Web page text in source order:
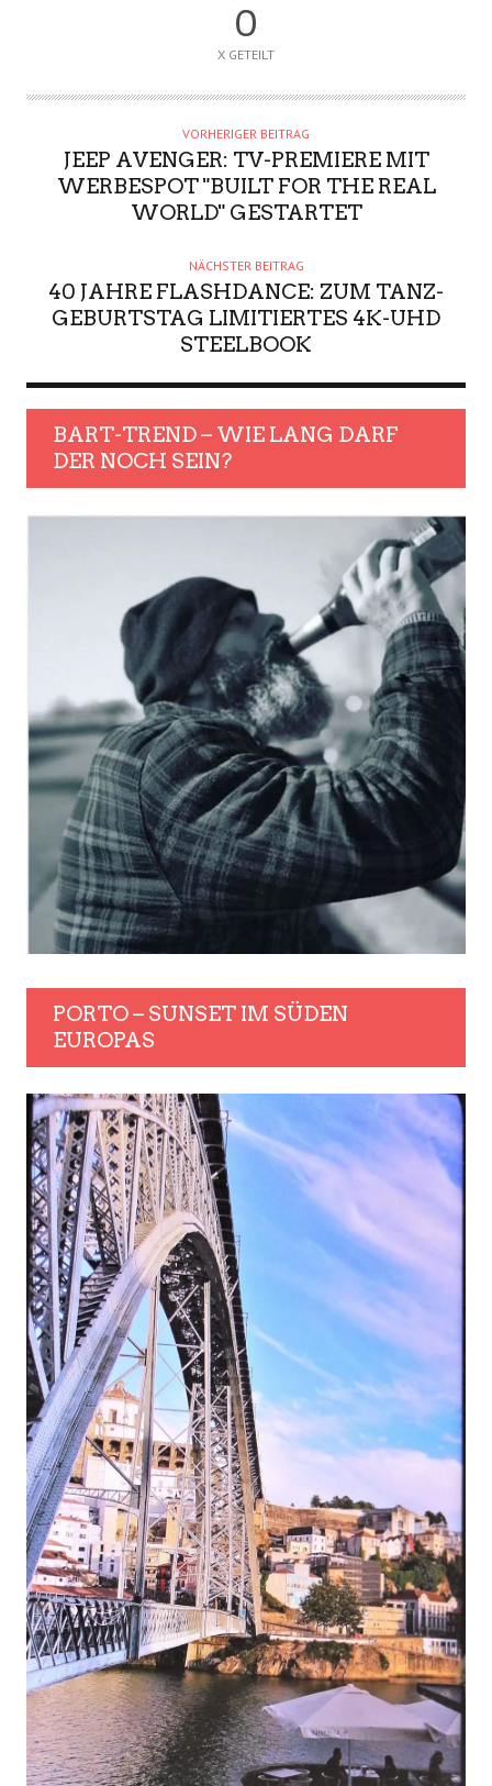
0
X GETEILT
VORHERIGER BEITRAG
JEEP AVENGER: TV-PREMIERE MIT
WERBESPOT "BUILT FOR THE REAL
WORLD" GESTARTET
NÄCHSTER BEITRAG
40 JAHRE FLASHDANCE: ZUM TANZ-
GEBURTSTAG LIMITIERTES 4K-UHD
STEELBOOK
BART-TREND – WIE LANG DARF
DER NOCH SEIN?
PORTO – SUNSET IM SÜDEN
EUROPAS